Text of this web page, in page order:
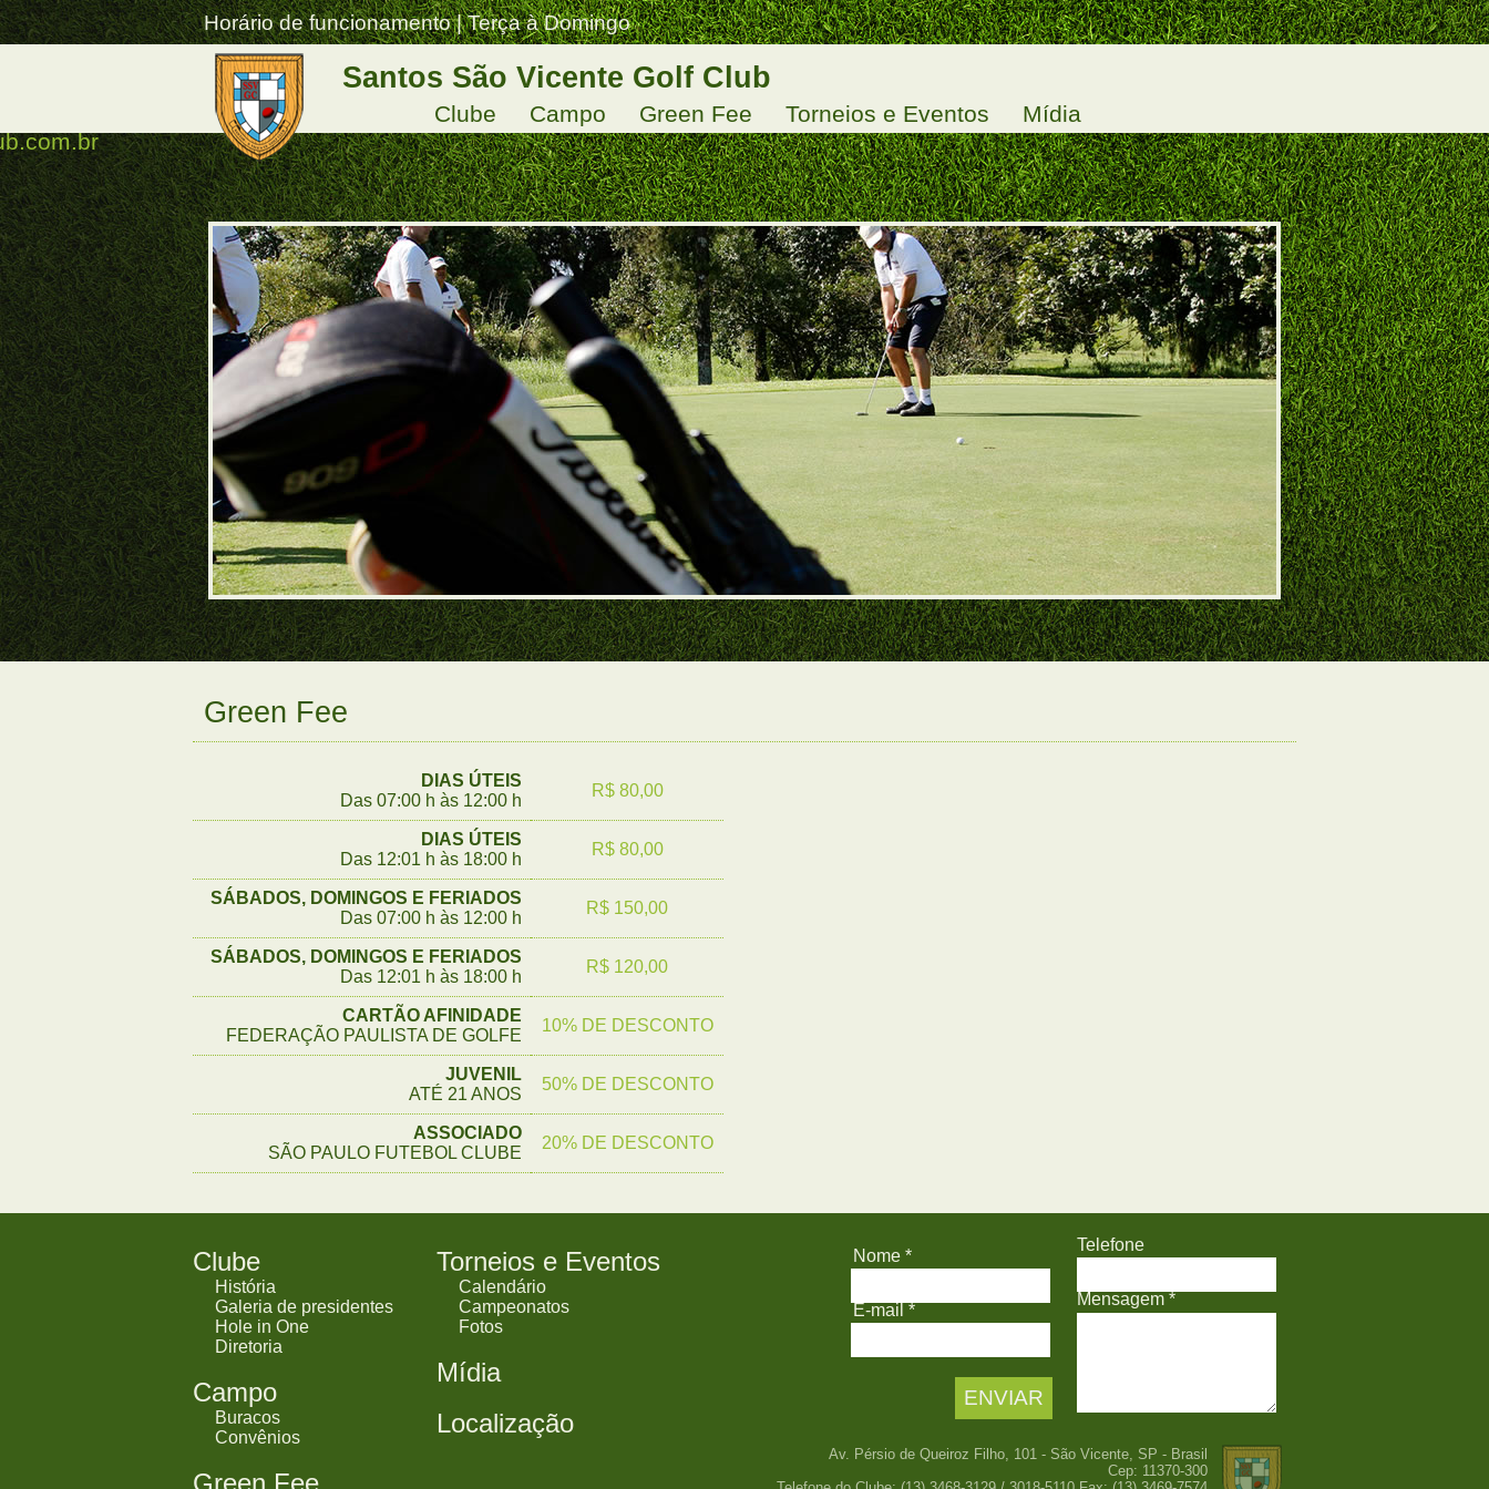
Horário de funcionamento | Terça à Domingo
Santos São Vicente Golf Club
Clube Campo Green Fee Torneios e Eventos Mídia
Green Fee
DIAS ÚTEIS
Das 07:00 h às 12:00 h
R$ 80,00
DIAS ÚTEIS
Das 12:01 h às 18:00 h
R$ 80,00
SÁBADOS, DOMINGOS E FERIADOS
Das 07:00 h às 12:00 h
R$ 150,00
SÁBADOS, DOMINGOS E FERIADOS
Das 12:01 h às 18:00 h
R$ 120,00
CARTÃO AFINIDADE
FEDERAÇÃO PAULISTA DE GOLFE
10% DE DESCONTO
JUVENIL
ATÉ 21 ANOS
50% DE DESCONTO
ASSOCIADO
SÃO PAULO FUTEBOL CLUBE
20% DE DESCONTO
Clube
História
Galeria de presidentes
Hole in One
Diretoria
Campo
Buracos
Convênios
Green Fee
Torneios e Eventos
Calendário
Campeonatos
Fotos
Mídia
Localização
Nome *
E-mail *
Telefone
Mensagem *
Av. Pérsio de Queiroz Filho, 101 - São Vicente, SP - Brasil
Cep: 11370-300